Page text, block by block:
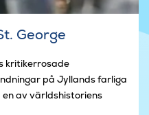
George
kritikerrosade
på Jyllands farliga
av världshistoriens